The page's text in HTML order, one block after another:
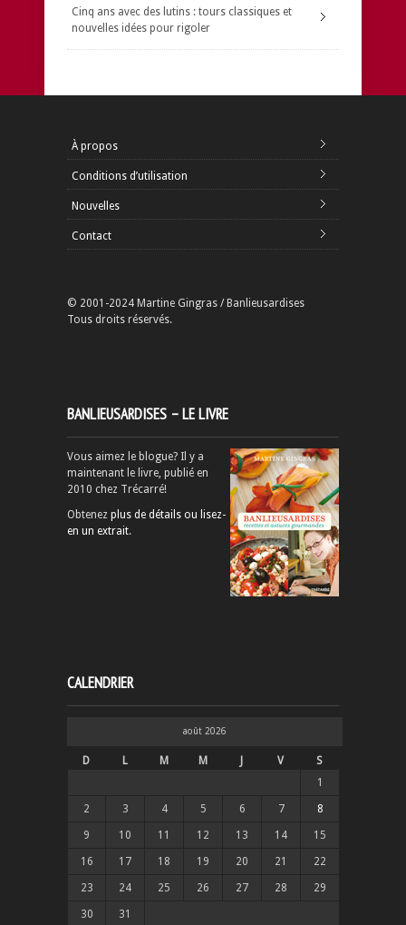
Cinq ans avec des lutins : tours classiques et
nouvelles idées pour rigoler
À propos
Conditions d’utilisation
Nouvelles
Contact
© 2001-2024 Martine Gingras / Banlieusardises
Tous droits réservés.
BANLIEUSARDISES – LE LIVRE
Vous aimez le blogue? Il y a
maintenant le livre, publié en
2010 chez Trécarré!
Obtenez plus de détails ou lisez-
en un extrait.
CALENDRIER
août 2026
D L M M J V
S
1
2 3 4 5 6 7 8
9 10 11 12 13 14 15
16 17 18 19 20 21 22
23 24 25 26 27 28 29
30 31